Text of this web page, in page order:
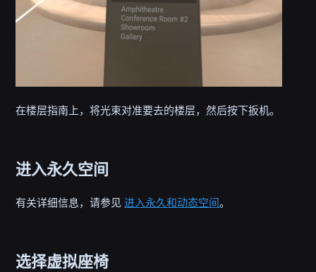
在楼层指南上，将光束对准要去的楼层，然后按下扳机。
进入永久空间
有关详细信息，请参见进入永久和动态空间。
选择虚拟座椅